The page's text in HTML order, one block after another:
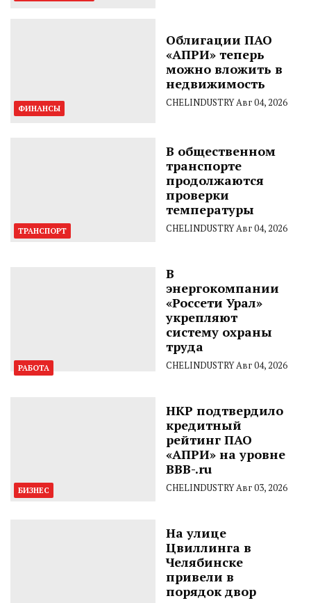
ФИНАНСЫ
Облигации ПАО
«АПРИ» теперь
можно вложить в
недвижимость
CHELINDUSTRYАвг 04, 2026
ТРАНСПОРТ
В общественном
транспорте
продолжаются
проверки
температуры
CHELINDUSTRYАвг 04, 2026
РАБОТА
В
энергокомпании
«Россети Урал»
укрепляют
систему охраны
труда
CHELINDUSTRYАвг 04, 2026
БИЗНЕС
НКР подтвердило
кредитный
рейтинг ПАО
«АПРИ» на уровне
BBB-.ru
CHELINDUSTRYАвг 03, 2026
На улице
Цвиллинга в
Челябинске
привели в
порядок двор